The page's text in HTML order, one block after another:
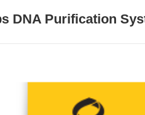
DNA Purification